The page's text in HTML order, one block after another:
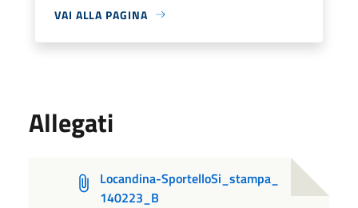
VAI ALLA PAGINA
Allegati
Locandina-SportelloSi_stampa_
140223_B